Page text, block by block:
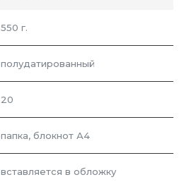
550 г.
полудатированный
20
папка, блокнот А4
вставляется в обложку